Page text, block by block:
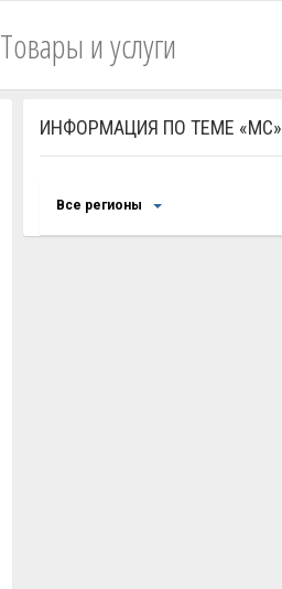
Товары и услуги
ИНФОРМАЦИЯ ПО ТЕМЕ «МС»
Все регионы